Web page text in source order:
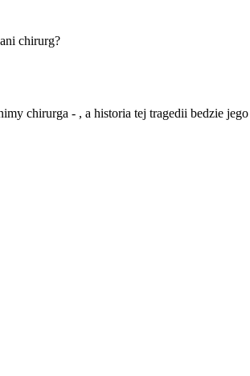
chirurg?
chirurga - , a historia tej tragedii bedzie